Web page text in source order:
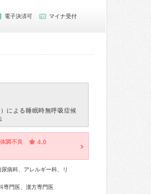
電子決済可
マイナ受付
による睡眠時無呼吸症候
調不良 4.0
病科、アレルギー科、リ
専門医、漢方専門医